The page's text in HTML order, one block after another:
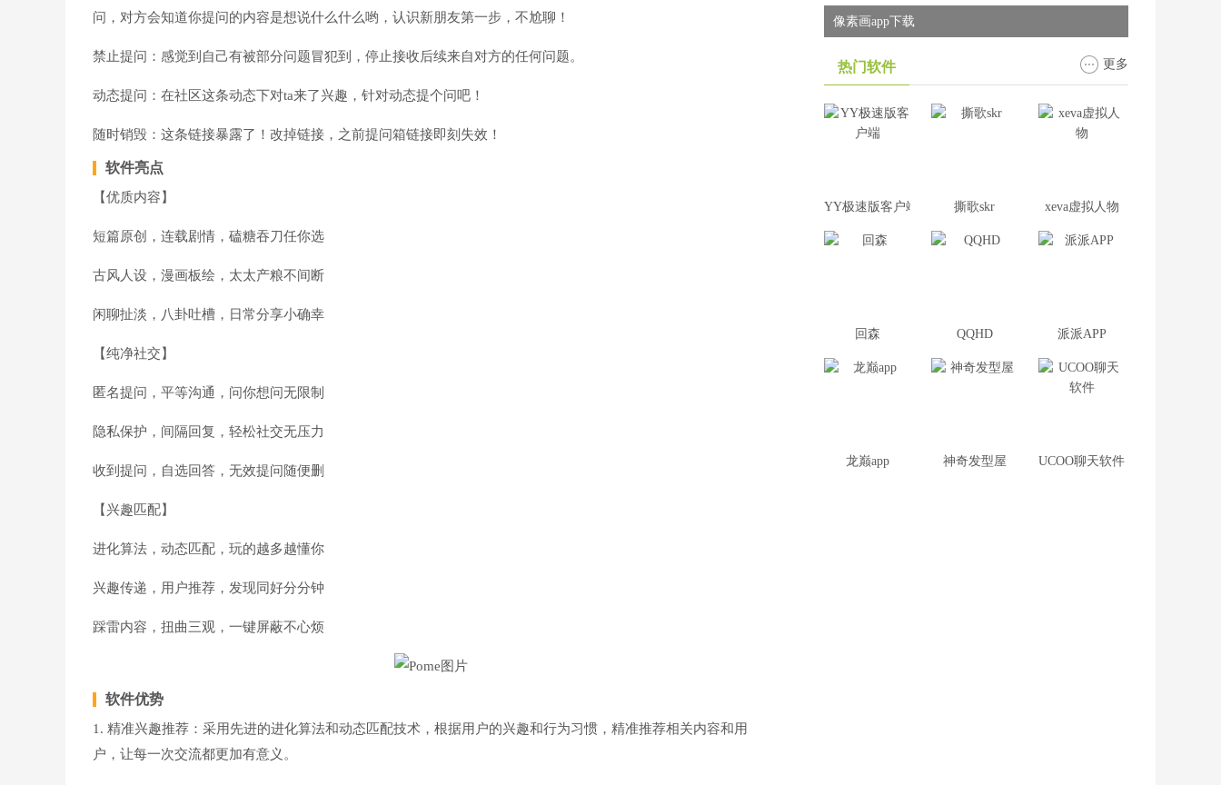
问，对方会知道你提问的内容是想说什么什么哟，认识新朋友第一步，不尬聊！
禁止提问：感觉到自己有被部分问题冒犯到，停止接收后续来自对方的任何问题。
动态提问：在社区这条动态下对ta来了兴趣，针对动态提个问吧！
随时销毁：这条链接暴露了！改掉链接，之前提问箱链接即刻失效！
软件亮点
【优质内容】
短篇原创，连载剧情，磕糖吞刀任你选
古风人设，漫画板绘，太太产粮不间断
闲聊扯淡，八卦吐槽，日常分享小确幸
【纯净社交】
匿名提问，平等沟通，问你想问无限制
隐私保护，间隔回复，轻松社交无压力
收到提问，自选回答，无效提问随便删
【兴趣匹配】
进化算法，动态匹配，玩的越多越懂你
兴趣传递，用户推荐，发现同好分分钟
踩雷内容，扭曲三观，一键屏蔽不心烦
软件优势
1. 精准兴趣推荐：采用先进的进化算法和动态匹配技术，根据用户的兴趣和行为习惯，精准推荐相关内容和用
户，让每一次交流都更加有意义。
像素画app下载
热门软件 更多
YY极速版客户端 撕歌skr xeva虚拟人物
回森 QQHD 派派APP
龙巅app 神奇发型屋 UCOO聊天软件